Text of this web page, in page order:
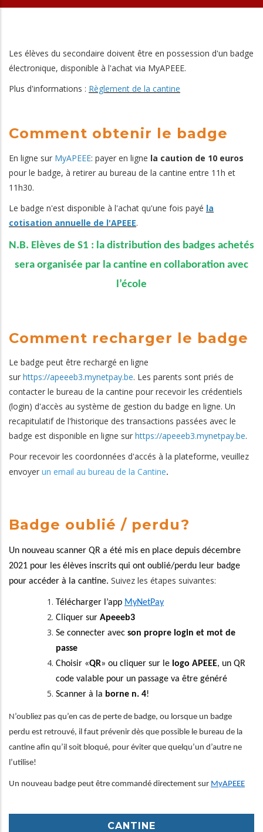
Les élèves du secondaire doivent être en possession d'un badge
électronique, disponible à l'achat via MyAPEEE.
Plus d'informations : Règlement de la cantine
Comment obtenir le badge
En ligne sur MyAPEEE: payer en ligne la caution de 10 euros
pour le badge, à retirer au bureau de la cantine entre 11h et
11h30.
Le badge n'est disponible à l'achat qu'une fois payé la
cotisation annuelle de l'APEEE.
N.B. Elèves de S1 : la distribution des badges achetés
sera organisée par la cantine en collaboration avec
l’école
Comment recharger le badge
Le badge peut être rechargé en ligne
sur https://apeeeb3.mynetpay.be. Les parents sont priés de
contacter le bureau de la cantine pour recevoir les crédentiels
(login) d'accès au système de gestion du badge en ligne. Un
recapitulatif de l'historique des transactions passées avec le
badge est disponible en ligne sur https://apeeeb3.mynetpay.be.
Pour recevoir les coordonnées d'accés à la plateforme, veuillez
envoyer un email au bureau de la Cantine.
Badge oublié / perdu?
Un nouveau scanner QR a été mis en place depuis décembre
2021 pour les élèves inscrits qui ont oublié/perdu leur badge
pour accéder à la cantine. Suivez les étapes suivantes:
Télécharger l’app MyNetPay
Cliquer sur Apeeeb3
Se connecter avec son propre login et mot de
passe
Choisir «QR» ou cliquer sur le logo APEEE, un QR
code valable pour un passage va être généré
Scanner à la borne n. 4!
N’oubliez pas qu’en cas de perte de badge, ou lorsque un badge
perdu est retrouvé, il faut prévenir dès que possible le bureau de la
cantine afin qu’il soit bloqué, pour éviter que quelqu’un d’autre ne
l’utilise!
Un nouveau badge peut être commandé directement sur MyAPEEE
CANTINE